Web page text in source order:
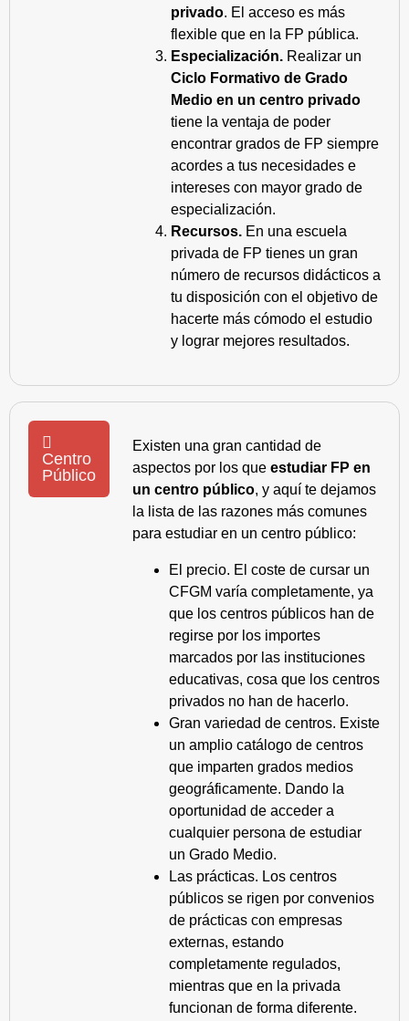
privado. El acceso es más
flexible que en la FP pública.
Especialización. Realizar un
Ciclo Formativo de Grado
Medio en un centro privado
tiene la ventaja de poder
encontrar grados de FP siempre
acordes a tus necesidades e
intereses con mayor grado de
especialización.
Recursos. En una escuela
privada de FP tienes un gran
número de recursos didácticos a
tu disposición con el objetivo de
hacerte más cómodo el estudio
y lograr mejores resultados.
Centro
Público
Existen una gran cantidad de
aspectos por los que estudiar FP en
un centro público, y aquí te dejamos
la lista de las razones más comunes
para estudiar en un centro público:
El precio. El coste de cursar un
CFGM varía completamente, ya
que los centros públicos han de
regirse por los importes
marcados por las instituciones
educativas, cosa que los centros
privados no han de hacerlo.
Gran variedad de centros. Existe
un amplio catálogo de centros
que imparten grados medios
geográficamente. Dando la
oportunidad de acceder a
cualquier persona de estudiar
un Grado Medio.
Las prácticas. Los centros
públicos se rigen por convenios
de prácticas con empresas
externas, estando
completamente regulados,
mientras que en la privada
funcionan de forma diferente.